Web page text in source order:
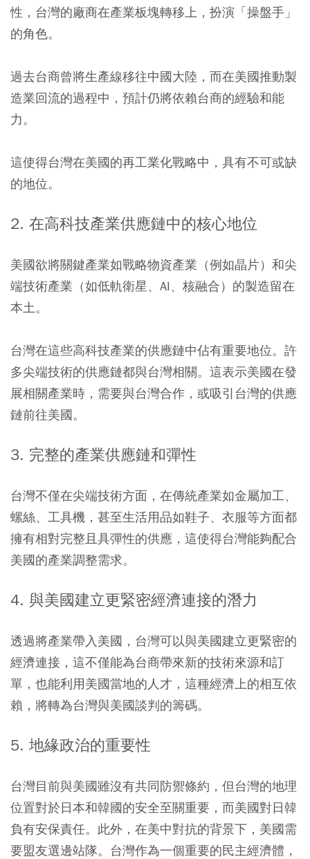
性，台灣的廠商在產業板塊轉移上，扮演「操盤手」
的角色。
過去台商曾將生產線移往中國大陸，而在美國推動製
造業回流的過程中，預計仍將依賴台商的經驗和能
力。
這使得台灣在美國的再工業化戰略中，具有不可或缺
的地位。
2. 在高科技產業供應鏈中的核心地位
美國欲將關鍵產業如戰略物資產業（例如晶片）和尖
端技術產業（如低軌衛星、AI、核融合）的製造留在
本土。
台灣在這些高科技產業的供應鏈中佔有重要地位。許
多尖端技術的供應鏈都與台灣相關。這表示美國在發
展相關產業時，需要與台灣合作，或吸引台灣的供應
鏈前往美國。
3. 完整的產業供應鏈和彈性
台灣不僅在尖端技術方面，在傳統產業如金屬加工、
螺絲、工具機，甚至生活用品如鞋子、衣服等方面都
擁有相對完整且具彈性的供應，這使得台灣能夠配合
美國的產業調整需求。
4. 與美國建立更緊密經濟連接的潛力
透過將產業帶入美國，台灣可以與美國建立更緊密的
經濟連接，這不僅能為台商帶來新的技術來源和訂
單，也能利用美國當地的人才，這種經濟上的相互依
賴，將轉為台灣與美國談判的籌碼。
5. 地緣政治的重要性
台灣目前與美國雖沒有共同防禦條約，但台灣的地理
位置對於日本和韓國的安全至關重要，而美國對日韓
負有安保責任。此外，在美中對抗的背景下，美國需
要盟友選邊站隊。台灣作為一個重要的民主經濟體，